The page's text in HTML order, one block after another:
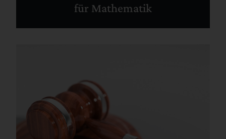
für Mathematik